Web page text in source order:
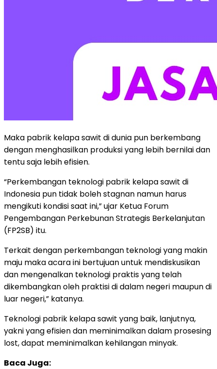
Maka pabrik kelapa sawit di dunia pun berkembang
dengan menghasilkan produksi yang lebih bernilai dan
tentu saja lebih efisien.
“Perkembangan teknologi pabrik kelapa sawit di
Indonesia pun tidak boleh stagnan namun harus
mengikuti kondisi saat ini,” ujar Ketua Forum
Pengembangan Perkebunan Strategis Berkelanjutan
(FP2SB) itu.
Terkait dengan perkembangan teknologi yang makin
maju maka acara ini bertujuan untuk mendiskusikan
dan mengenalkan teknologi praktis yang telah
dikembangkan oleh praktisi di dalam negeri maupun di
luar negeri,” katanya.
Teknologi pabrik kelapa sawit yang baik, lanjutnya,
yakni yang efisien dan meminimalkan dalam prosesing
lost, dapat meminimalkan kehilangan minyak.
Baca Juga: